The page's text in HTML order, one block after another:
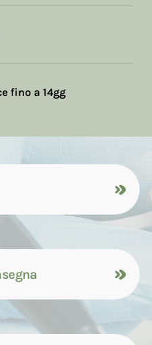
fino a 14gg
compilazione del